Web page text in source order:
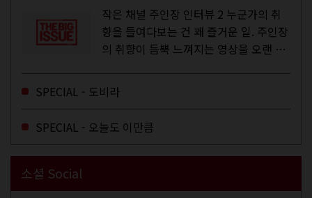
작은 채널 주인장 인터뷰 2 누군가의 취
향을 들여다보는 건 꽤 즐거운 일. 주인장
의 취향이 듬뿍 느껴지는 영상을 오랜 시
에 스며드는 경험을 하기도 한다. 좀처럼
듣지 않던 장르의 노래를...
SPECIAL - 도비라
SPECIAL - 오늘도 이만큼
소셜 Social